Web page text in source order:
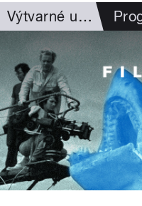
Výtvarné umění